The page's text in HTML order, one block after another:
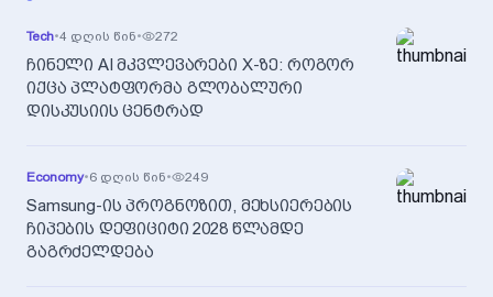
Tech•4 დღის წინ• 272
ჩინელი AI მკვლევარები X-ზე: როგორ
იქცა პლატფორმა გლობალური
დისკუსიის ცენტრად
Economy•6 დღის წინ• 249
Samsung-ის პროგნოზით, მეხსიერების
ჩიპების დეფიციტი 2028 წლამდე
გაგრძელდება